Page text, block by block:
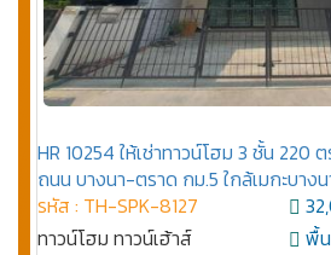
HR 10254 ให้เช่าทาวน์โฮม 3 ชั้น 220
ถนน บางนา-ตราด กม.5 ใกล้เมกะบางน
รหัส : TH-SPK-8127
ทาวน์โฮม ทาวน์เฮ้าส์
พื้